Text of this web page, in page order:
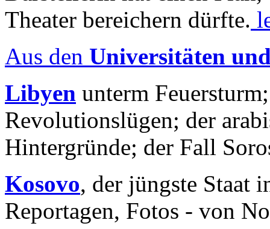
Theater bereichern dürfte.
Aus den Universitäten
Libyen unterm
Revolutionslügen; der
Hintergründe; der Fall
Kosovo, der jüngste Staat
Reportagen, Fotos - von